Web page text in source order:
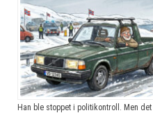
Han ble stoppet i politikontroll. Men